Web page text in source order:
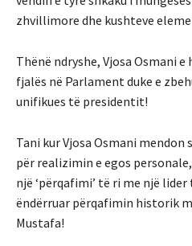
zhvillimore dhe kushteve
Thënë ndryshe, Vjosa Osmani e
fjalës në Parlament duke e
unifikues të presidentit!
Tani kur Vjosa Osmani
për realizimin e egos
një ‘përqafimi’ të ri me një
ëndërruar përqafimin historik
Mustafa!